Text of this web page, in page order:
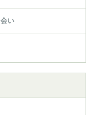
い